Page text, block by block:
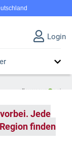
Login
Jede
finden